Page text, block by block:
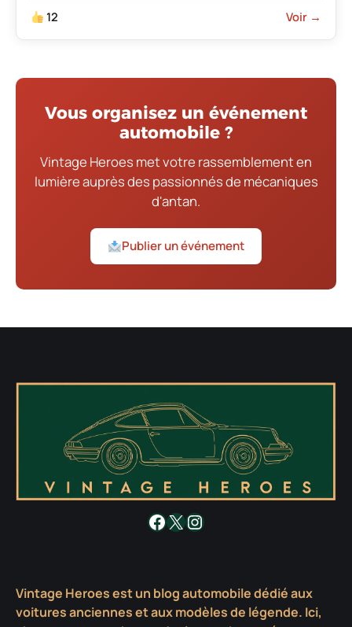
12 Voir →
Vous organisez un événement
automobile ?
Vintage Heroes met votre rassemblement en
lumière auprès des passionnés de mécaniques
d'antan.
Publier un événement
Facebook
X Instagram
Vintage Heroes est un blog automobile dédié aux
voitures anciennes et aux modèles de légende. Ici,